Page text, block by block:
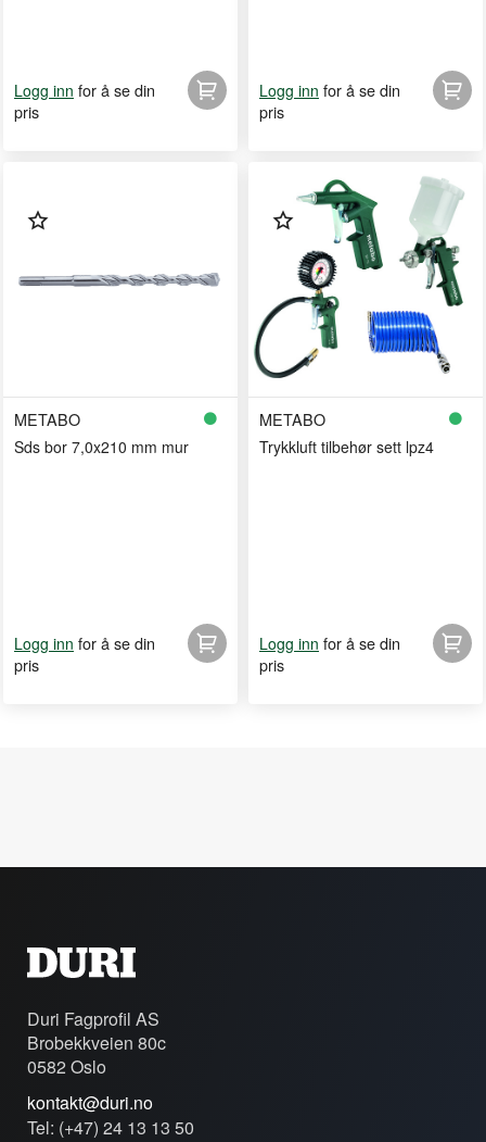
Logg inn for å se din
pris
Logg inn for å se din
pris
METABO
Sds bor 7,0x210 mm mur
Logg inn for å se din
pris
METABO
Trykkluft tilbehør sett lpz4
Logg inn for å se din
pris
Duri Fagprofil AS
Brobekkveien 80c
0582 Oslo
kontakt@duri.no
Tel: (+47) 24 13 13 50